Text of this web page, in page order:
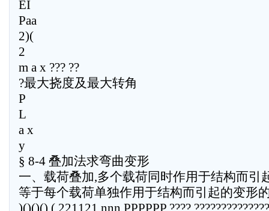
EI
Paa
2)(
2
m a x ??? ??
?最大挠度及最大转角
P
L
a x
y
§ 8-4 叠加法求弯曲变形
一、载荷叠加,多个载荷同时作用于结构而引
等于每个载荷单独作用于结构而引起的变形
)()()(),( 221121 nnn PPPPPP ????